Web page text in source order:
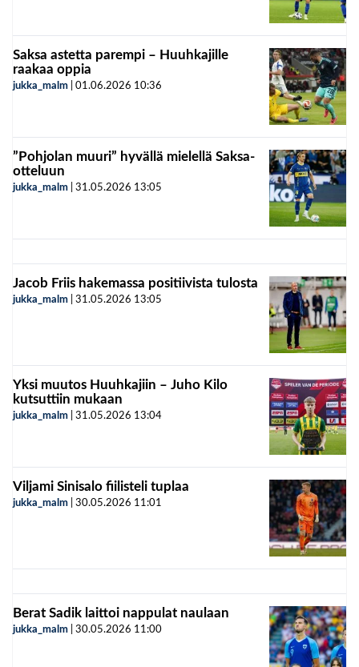
Saksa astetta parempi – Huuhkajille
raakaa oppia
jukka_malm 01.06.2026 10:36
”Pohjolan muuri” hyvällä mielellä Saksa-
otteluun
jukka_malm 31.05.2026 13:05
Jacob Friis hakemassa positiivista tulosta
jukka_malm 31.05.2026 13:05
Yksi muutos Huuhkajiin – Juho Kilo
kutsuttiin mukaan
jukka_malm 31.05.2026 13:04
Viljami Sinisalo fiilisteli tuplaa
jukka_malm 30.05.2026 11:01
Berat Sadik laittoi nappulat naulaan
jukka_malm 30.05.2026 11:00